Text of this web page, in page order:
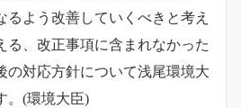
るよう改善していくべきと考え
る、改正事項に含まれなかった
の対応方針について浅尾環境大
(環境大臣)